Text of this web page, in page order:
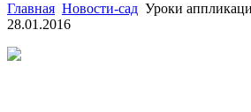
Главная Новости-сад Уроки
28.01.2016